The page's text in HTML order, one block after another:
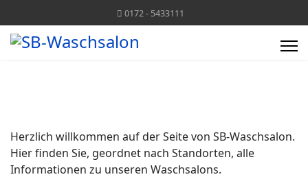
0172 - 5433111
Herzlich willkommen auf der Seite von SB-Waschsalon.
Hier finden Sie, geordnet nach Standorten, alle
Informationen zu unseren Waschsalons.